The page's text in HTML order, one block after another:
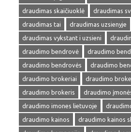
draudimas skaičiuoklė
draudimas
draudimas tai
draudimas uzsienyje
draudimas vykstant i uzsieni
draudimo bendrovė
draudimo
draudimo bendrovės
draudimo
draudimo brokeriai
draudimo
draudimo brokeris
draudimo
draudimo imones lietuvoje
draudimo kainos
draudimo kainos